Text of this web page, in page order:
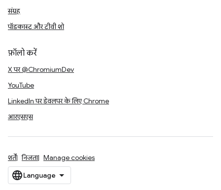
संग्रह
पॉडकास्ट और टीवी शो
फ़ॉलो करें
X पर @ChromiumDev
YouTube
LinkedIn पर डेवलपर के लिए Chrome
आरएसएस
शर्तें निजता Manage cookies